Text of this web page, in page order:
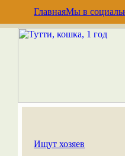
ГлавнаяМы в
Ищут хозяев